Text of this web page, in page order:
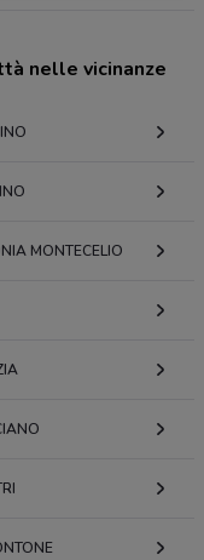
nelle vicinanze
MONTECELIO